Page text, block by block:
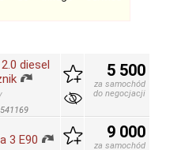
diesel
5 500
za samochód
do negocjacji
3 E90 9 000
za samochód